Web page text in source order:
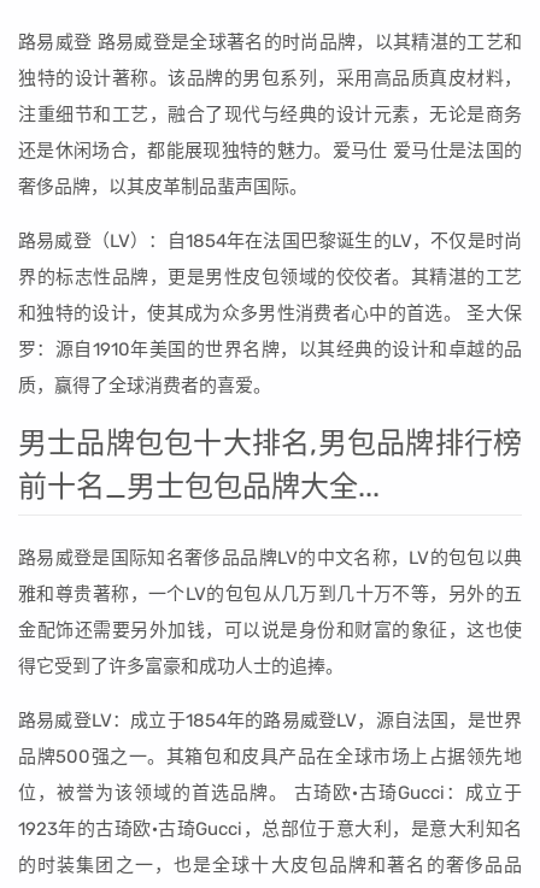
路易威登 路易威登是全球著名的时尚品牌，以其精湛的工艺和
独特的设计著称。该品牌的男包系列，采用高品质真皮材料，
注重细节和工艺，融合了现代与经典的设计元素，无论是商务
还是休闲场合，都能展现独特的魅力。爱马仕 爱马仕是法国的
奢侈品牌，以其皮革制品蜚声国际。
路易威登（LV）：自1854年在法国巴黎诞生的LV，不仅是时尚
界的标志性品牌，更是男性皮包领域的佼佼者。其精湛的工艺
和独特的设计，使其成为众多男性消费者心中的首选。 圣大保
罗：源自1910年美国的世界名牌，以其经典的设计和卓越的品
质，赢得了全球消费者的喜爱。
男士品牌包包十大排名,男包品牌排行榜
前十名_男士包包品牌大全...
路易威登是国际知名奢侈品品牌LV的中文名称，LV的包包以典
雅和尊贵著称，一个LV的包包从几万到几十万不等，另外的五
金配饰还需要另外加钱，可以说是身份和财富的象征，这也使
得它受到了许多富豪和成功人士的追捧。
路易威登LV：成立于1854年的路易威登LV，源自法国，是世界
品牌500强之一。其箱包和皮具产品在全球市场上占据领先地
位，被誉为该领域的首选品牌。 古琦欧·古琦Gucci：成立于
1923年的古琦欧·古琦Gucci，总部位于意大利，是意大利知名
的时装集团之一，也是全球十大皮包品牌和著名的奢侈品品